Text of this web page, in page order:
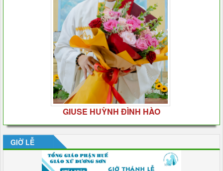
GIUSE HUỲNH ĐÌNH HÀO
GIỜ LỄ